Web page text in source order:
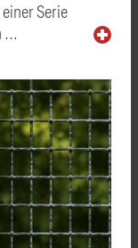
Serie
…